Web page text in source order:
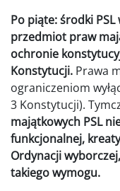
Po piąte: środki PSL
przedmiot praw
ochronie
Konstytucji. Prawa
ograniczeniom
3 Konstytucji).
majątkowych PSL
funkcjonalnej,
Ordynacji
takiego wymogu.